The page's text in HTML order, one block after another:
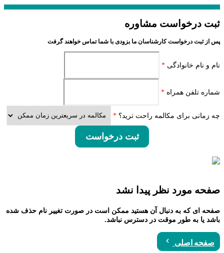
ثبت درخواست مشاوره
پس از ثبت درخواست کارشناسان ما بزودی با شما تماس خواهند گرفت
نام و نام خانوادگی *
شماره تلفن همراه *
چه زمانی برای مکالمه راحت ترید؟ *
ثبت درخواست
صفحه مورد نظر پیدا نشد
صفحه ای که به دنبال آن هستید ممکن است در صورت تغییر نام حذف شده
باشد یا به طور موقت در دسترس نباشد.
صفحه اصلی